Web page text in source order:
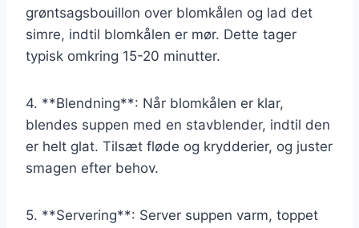
grøntsagsbouillon over blomkålen og lad det
simre, indtil blomkålen er mør. Dette tager
typisk omkring 15-20 minutter.
4. **Blendning**: Når blomkålen er klar,
blendes suppen med en stavblender, indtil den
er helt glat. Tilsæt fløde og krydderier, og juster
smagen efter behov.
5. **Servering**: Server suppen varm, toppet